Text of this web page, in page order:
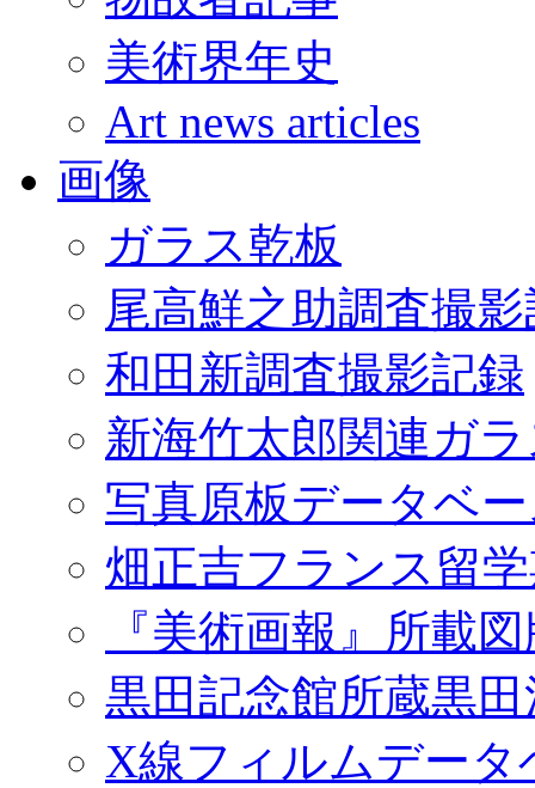
美術界年史
Art news articles
画像
ガラス乾板
尾高鮮之助調査撮
和田新調査撮影記録
新海竹太郎関連ガ
写真原板データベ
畑正吉フランス留
『美術画報』所載
黒田記念館所蔵黒
X線フィルムデータ